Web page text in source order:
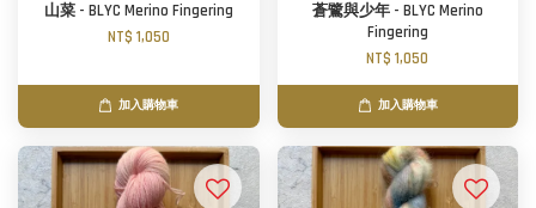
山菜 - BLYC Merino Fingering
NT$ 1,050
加入購物車
蒼鷺與少年 - BLYC Merino
Fingering
NT$ 1,050
加入購物車